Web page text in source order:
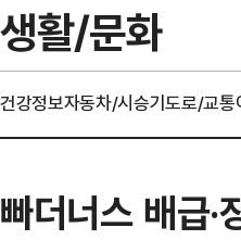
생활/문화
건강정보자동차/시승기도로/교통
빠더너스 배급